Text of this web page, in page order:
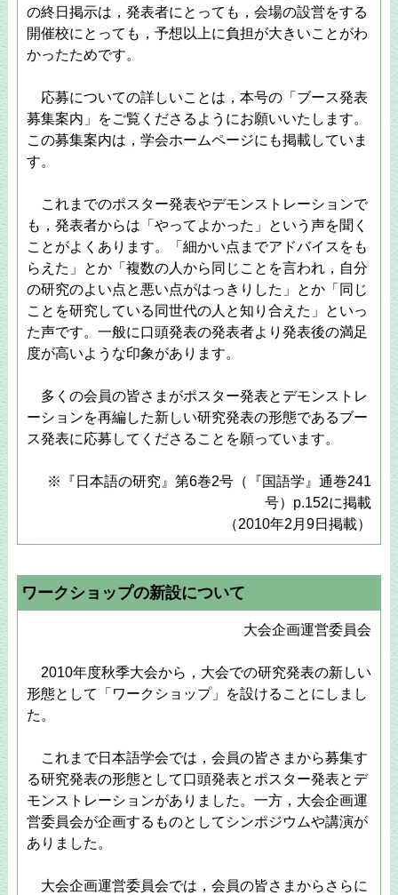
の終日掲示は，発表者にとっても，会場の設営をする
開催校にとっても，予想以上に負担が大きいことがわ
かったためです。
応募についての詳しいことは，本号の「ブース発表
募集案内」をご覧くださるようにお願いいたします。
この募集案内は，学会ホームページにも掲載していま
す。
これまでのポスター発表やデモンストレーションで
も，発表者からは「やってよかった」という声を聞く
ことがよくあります。「細かい点までアドバイスをも
らえた」とか「複数の人から同じことを言われ，自分
の研究のよい点と悪い点がはっきりした」とか「同じ
ことを研究している同世代の人と知り合えた」といっ
た声です。一般に口頭発表の発表者より発表後の満足
度が高いような印象があります。
多くの会員の皆さまがポスター発表とデモンストレ
ーションを再編した新しい研究発表の形態であるブー
ス発表に応募してくださることを願っています。
※『日本語の研究』第6巻2号（『国語学』通巻241
号）p.152に掲載
（2010年2月9日掲載）
ワークショップの新設について
大会企画運営委員会
2010年度秋季大会から，大会での研究発表の新しい
形態として「ワークショップ」を設けることにしまし
た。
これまで日本語学会では，会員の皆さまから募集す
る研究発表の形態として口頭発表とポスター発表とデ
モンストレーションがありました。一方，大会企画運
営委員会が企画するものとしてシンポジウムや講演が
ありました。
大会企画運営委員会では，会員の皆さまからさらに